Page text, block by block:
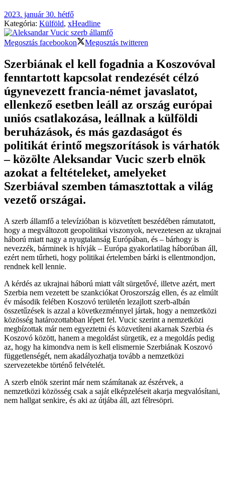
2023. január 30. hétfő
Kategória: Külföld, xHeadline
Megosztás facebookon Megosztás twitteren
Szerbiának el kell fogadnia a Koszovóval
fenntartott kapcsolat rendezését célzó
úgynevezett francia-német javaslatot,
ellenkező esetben leáll az ország európai
uniós csatlakozása, leállnak a külföldi
beruházások, és más gazdaságot és
politikát érintő megszorítások is várhatók
– közölte Aleksandar Vucic szerb elnök
azokat a feltételeket, amelyeket
Szerbiával szemben támasztottak a világ
vezető országai.
A szerb államfő a televízióban is közvetített beszédében rámutatott,
hogy a megváltozott geopolitikai viszonyok, nevezetesen az ukrajnai
háború miatt nagy a nyugtalanság Európában, és – bárhogy is
nevezzék, bárminek is hívják – Európa gyakorlatilag háborúban áll,
ezért nem tűrheti, hogy politikai értelemben bárki is ellentmondjon,
rendnek kell lennie.
A kérdés az ukrajnai háború miatt vált sürgetővé, illetve azért, mert
Szerbia nem vezetett be szankciókat Oroszország ellen, és az elmúlt
év második felében Koszovó területén lezajlott szerb-albán
összetűzések is azzal a következménnyel jártak, hogy a nemzetközi
közösség határozottabban lépett fel. Vucic szerint a nemzetközi
megbízottak már nem egyeztetni és közvetíteni akarnak Szerbia és
Koszovó között, hanem a megoldást sürgetik, ez a megoldás pedig
az, hogy ha kimondva nem is kell elismernie Szerbiának Koszovó
függetlenségét, nem akadályozhatja tovább a nemzetközi
szervezetekbe történő felvételét.
A szerb elnök szerint már nem számítanak az észérvek, a
nemzetközi közösség csak a saját elképzeléseit akarja megvalósítani,
nem hallgat senkire, és aki az útjába áll, azt félresöpri.